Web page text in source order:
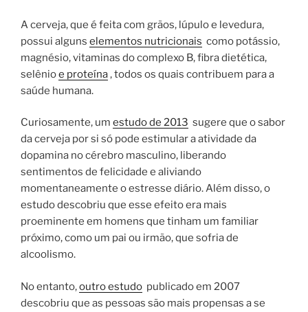
A cerveja, que é feita com grãos, lúpulo e levedura,
possui alguns elementos nutricionais como potássio,
magnésio, vitaminas do complexo B, fibra dietética,
selênioe proteína, todos os quais contribuem para a
saúde humana.
Curiosamente, um estudo de 2013 sugere que o sabor
da cerveja por si só pode estimular a atividade da
dopamina no cérebro masculino, liberando
sentimentos de felicidade e aliviando
momentaneamente o estresse diário. Além disso, o
estudo descobriu que esse efeito era mais
proeminente em homens que tinham um familiar
próximo, como um pai ou irmão, que sofria de
alcoolismo.
No entanto,outro estudo publicado em 2007
descobriu que as pessoas são mais propensas a se